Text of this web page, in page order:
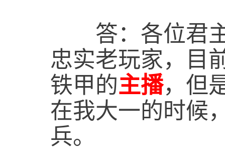
答：各位君主
忠实老玩家，目
铁甲的主播，但
在我大一的时候
兵。